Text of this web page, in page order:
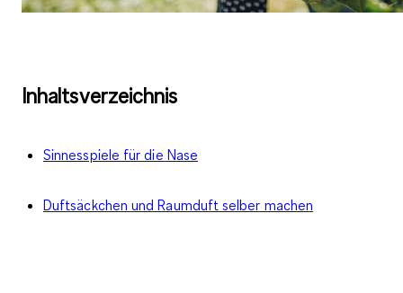
Inhaltsverzeichnis
Sinnesspiele für die Nase
Duftsäckchen und Raumduft selber machen